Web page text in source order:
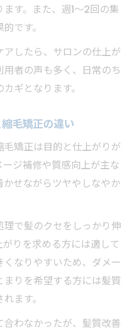
す。また、週1〜2回の集
です。
アしたら、サロンの仕上が
者の声も多く、日常のち
ギとなります。
毛矯正の違い
矯正は目的と仕上がりが
ジ補修や質感向上が主な
せながらツヤやしなやか
で髪のクセをしっかり伸
りを求める方には適して
なりやすいため、ダメー
りを希望する方には髪質
ます。
わなかったが、髪質改善